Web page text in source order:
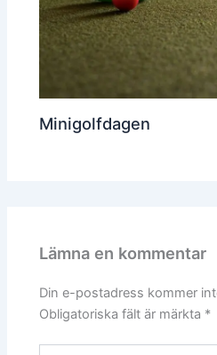
Minigolfdagen
Lämna en kommentar
Din e-postadress kommer
Obligatoriska fält är märkta *